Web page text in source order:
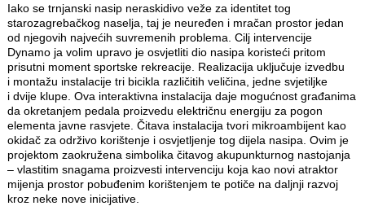
Iako se trnjanski nasip neraskidivo veže za identitet tog
starozagrebačkog naselja, taj je neuređen i mračan prostor jedan
od njegovih najvećih suvremenih problema. Cilj intervencije
Dynamo ja volim upravo je osvjetliti dio nasipa koristeći pritom
prisutni moment sportske rekreacije. Realizacija uključuje izvedbu
i montažu instalacije tri bicikla različitih veličina, jedne svjetiljke
i dvije klupe. Ova interaktivna instalacija daje mogućnost građanima
da okretanjem pedala proizvedu električnu energiju za pogon
elementa javne rasvjete. Čitava instalacija tvori mikroambijent kao
okidač za održivo korištenje i osvjetljenje tog dijela nasipa. Ovim je
projektom zaokružena simbolika čitavog akupunkturnog nastojanja
– vlastitim snagama proizvesti intervenciju koja kao novi atraktor
mijenja prostor pobuđenim korištenjem te potiče na daljnji razvoj
kroz neke nove inicijative.